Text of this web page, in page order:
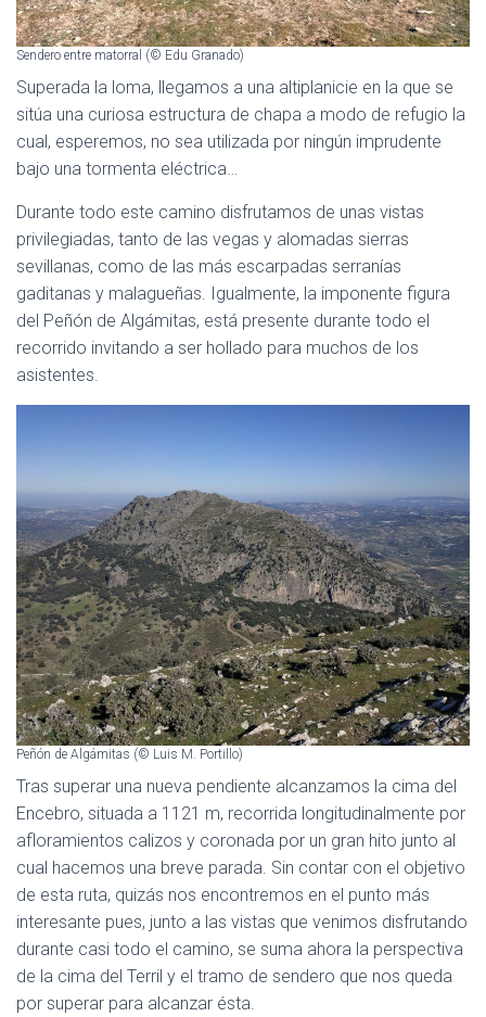
Sendero entre matorral (© Edu Granado)
Superada la loma, llegamos a una altiplanicie en la que se
sitúa una curiosa estructura de chapa a modo de refugio la
cual, esperemos, no sea utilizada por ningún imprudente
bajo una tormenta eléctrica…
Durante todo este camino disfrutamos de unas vistas
privilegiadas, tanto de las vegas y alomadas sierras
sevillanas, como de las más escarpadas serranías
gaditanas y malagueñas. Igualmente, la imponente figura
del Peñón de Algámitas, está presente durante todo el
recorrido invitando a ser hollado para muchos de los
asistentes.
Peñón de Algámitas (© Luis M. Portillo)
Tras superar una nueva pendiente alcanzamos la cima del
Encebro, situada a 1121 m, recorrida longitudinalmente por
afloramientos calizos y coronada por un gran hito junto al
cual hacemos una breve parada. Sin contar con el objetivo
de esta ruta, quizás nos encontremos en el punto más
interesante pues, junto a las vistas que venimos disfrutando
durante casi todo el camino, se suma ahora la perspectiva
de la cima del Terril y el tramo de sendero que nos queda
por superar para alcanzar ésta.